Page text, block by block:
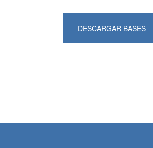
DESCARGAR BASES